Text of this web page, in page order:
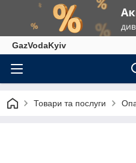
GazVodaKyiv
Товари та послуги